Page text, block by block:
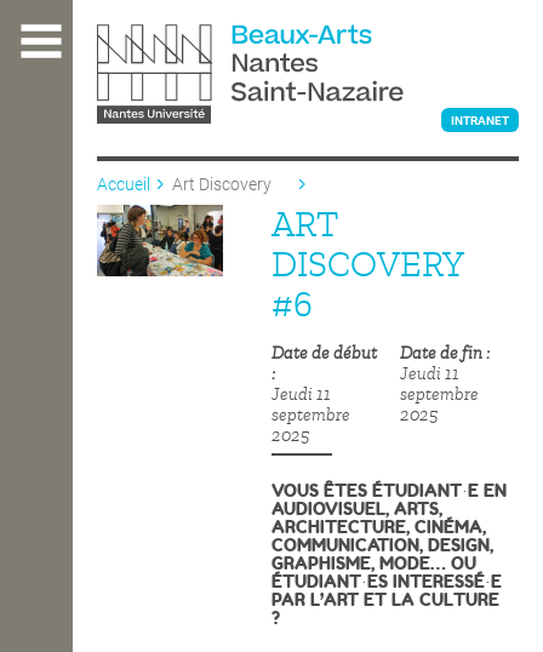
contenu
L'ÉCOLE
INTRANET
Accueil
Art Discovery
#6
ART
DISCOVERY
#6
Date de début
Jeudi 11
septembre
2025
Date de fin
Jeudi 11
septembre
2025
VOUS ÊTES ÉTUDIANT·E EN
AUDIOVISUEL, ARTS,
ARCHITECTURE, CINÉMA,
COMMUNICATION, DESIGN,
GRAPHISME, MODE… OU
ÉTUDIANT·ES INTERESSÉ·E
PAR L’ART ET LA CULTURE
?